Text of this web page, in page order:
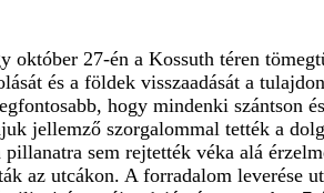
27-én a Kossuth téren
és a földek visszaadását a
hogy mindenki szántson
jellemző szorgalommal tették a
sem rejtették véka alá
az utcákon. A forradalom leverése